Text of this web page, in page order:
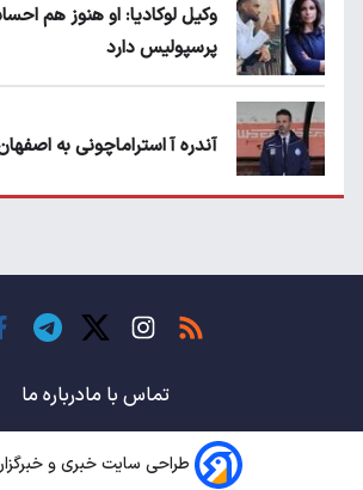
وکیل لوکادیا: او هنوز هم
پرسپولیس دارد
آندره آ استراماچونی به
حسن روی هوا!
باشگاه های جهان
تماس با مادرباره ما
طراحی سایت خبری و